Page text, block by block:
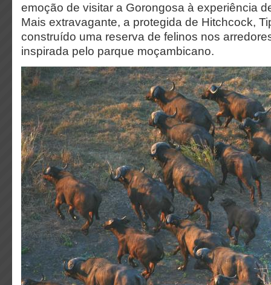
emoção de visitar a Gorongosa à experiência
Mais extravagante, a protegida de Hitchcock,
construído uma reserva de felinos nos
inspirada pelo parque moçambicano.